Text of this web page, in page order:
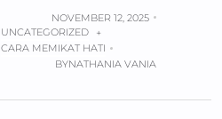
NOVEMBER 12, 2025
UNCATEGORIZED
+
CARA MEMIKAT HATI
BYNATHANIA VANIA